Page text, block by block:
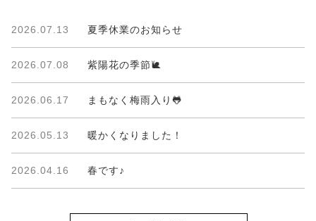
2026.07.13 夏季休業のお知らせ
2026.07.08 紫陽花の季節🐌
2026.06.17 まもなく梅雨入り🐸
2026.05.13 暖かくなりました！
2026.04.16 春です♪